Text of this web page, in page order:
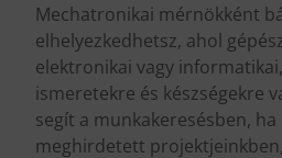
Mechatronikai mérnökként
elhelyezkedhetsz, ahol
elektronikai vagy
ismeretekre és készségekre
segít a munkakeresésben, ha
meghirdetett